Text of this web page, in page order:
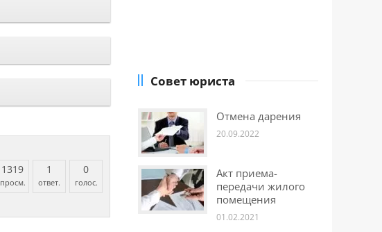
1319
просм.
1
ответ.
0
голос.
Совет юриста
Отмена дарения
20.09.2022
Акт приема-
передачи жилого
помещения
01.02.2021